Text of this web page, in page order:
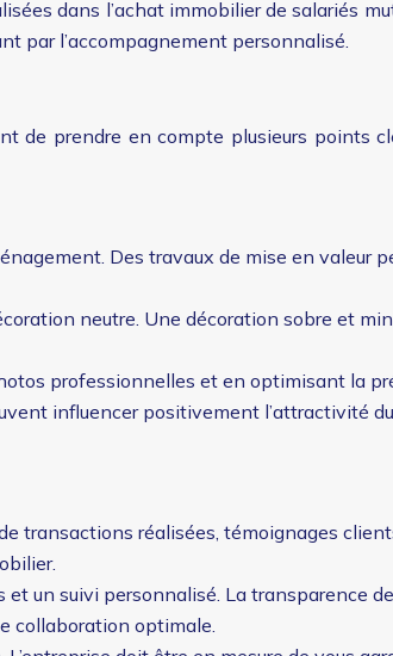
dans l’achat immobilier de salariés
par l’accompagnement personnalisé.
de prendre en compte plusieurs points
Des travaux de mise en valeur
neutre. Une décoration sobre et
professionnelles et en optimisant la
influencer positivement l’attractivité
transactions réalisées, témoignages
un suivi personnalisé. La transparence
collaboration optimale.